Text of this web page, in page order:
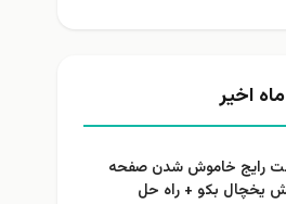
رایج خاموش شدن صفحه
یخچال بکو + راه حل